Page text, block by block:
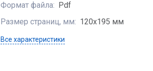
Формат файла:
Pdf
Размер страниц, мм: 120х195 мм
Все характеристики